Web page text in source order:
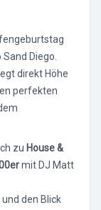
Diego.
direkt Höhe
perfekten
zu House &
mit DJ Matt
den Blick